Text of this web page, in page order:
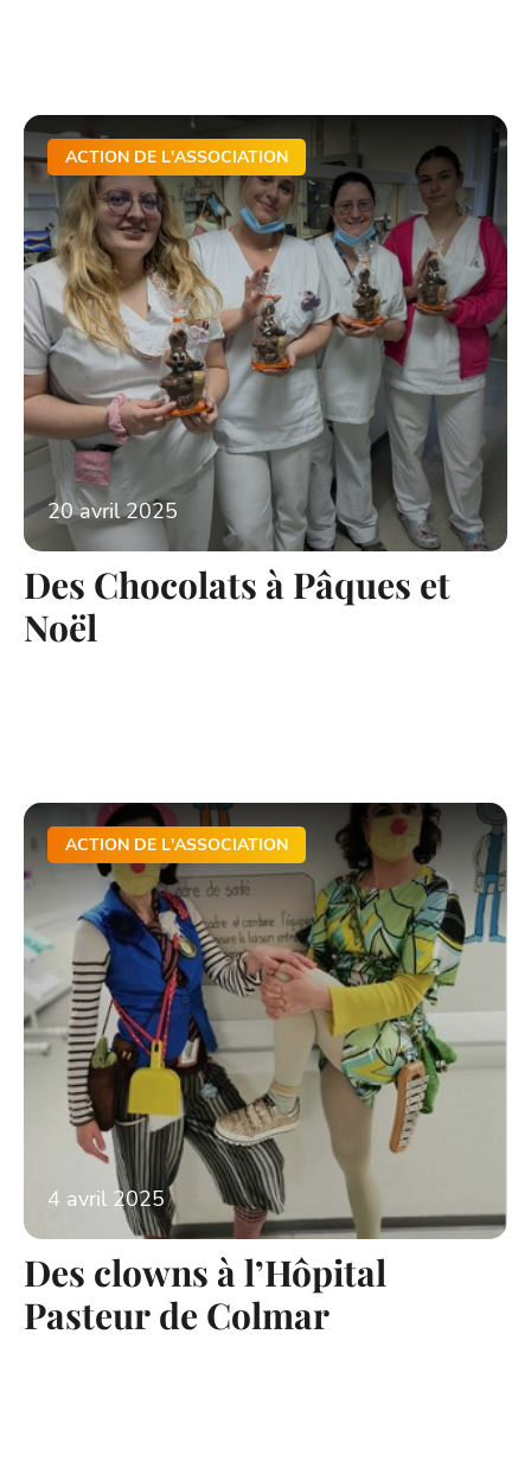
ACTION DE L'ASSOCIATION
20 avril 2025
Des Chocolats à Pâques et
Noël
ACTION DE L'ASSOCIATION
4 avril 2025
Des clowns à l’Hôpital
Pasteur de Colmar